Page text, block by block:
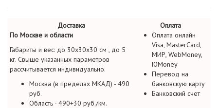
Доставка
Оплата
По Москве и области
Габариты и вес: до 30х30х30 см , до 5
кг. Свыше указанных параметров
рассчитывается индивидуально.
Москва (в пределах МКАД) - 490
руб.
Область - 490+30 руб./км.
Оплата онлайн
Visa, MasterCard,
МИР, WebMoney,
ЮMoney
Перевод на
банковскую карту
Банковский счет